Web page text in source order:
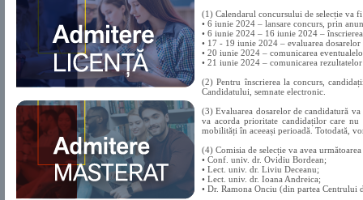
(1) Calendarul concursului de selecție va
• 6 iunie 2024 – lansare concurs, prin
• 6 iunie 2024 – 16 iunie 2024 –
• 17 - 19 iunie 2024 – evaluarea
• 20 iunie 2024 – comunicarea
• 21 iunie 2024 – comunicarea
(2) Pentru înscrierea la concurs,
Candidatului, semnate electronic.
(3) Evaluarea dosarelor de candidatură
va acorda prioritate candidaților care
mobilități în aceeași perioadă. Totodată,
(4) Comisia de selecție va avea
• Conf. univ. dr. Ovidiu Bordean;
• Lect. univ. dr. Liviu Deceanu;
• Lect. univ. dr. Ioana Andreica;
• Dr. Ramona Onciu (din partea Centrului